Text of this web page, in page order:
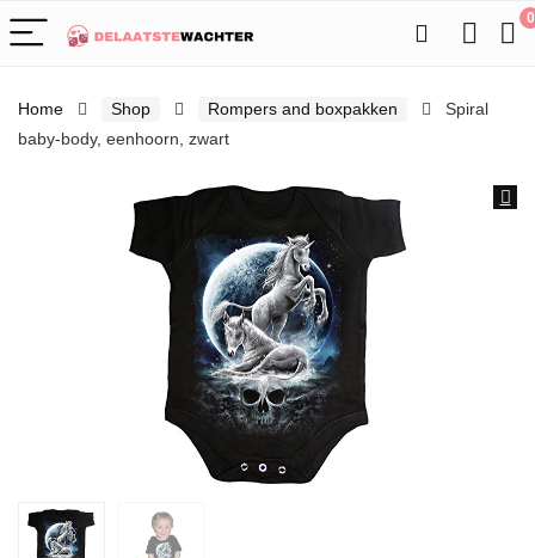
0
Home Shop Rompers and boxpakken
Spiral
baby-body, eenhoorn, zwart